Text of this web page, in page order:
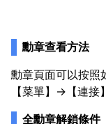
勳章查看方法
勳章頁面可以按照
【菜單】→【連
全勳章解鎖條件